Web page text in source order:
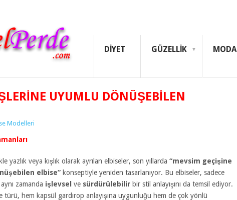
DIYET GÜZELLIK MODA
UYUMLU DÖNÜŞEBILEN
Modelleri
yazlık veya kışlık olarak ayrılan elbiseler, son yıllarda “mevsim geçişine
elbise” konseptiyle yeniden tasarlanıyor. Bu elbiseler, sadece
zamanda işlevsel ve sürdürülebilir bir stil anlayışını da temsil ediyor.
türü, hem kapsül gardırop anlayışına uygunluğu hem de çok yönlü